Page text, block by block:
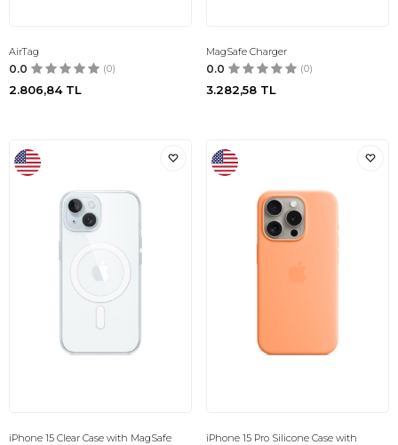
AirTag
0.0 (0)
2.806,84TL
MagSafe Charger
0.0 (0)
3.282,58 TL
iPhone 15 Clear Case with MagSafe
iPhone 15 Pro Silicone Case with